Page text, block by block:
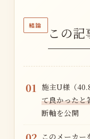
結論 この記
01 施主U様（
て良かったと
断軸を公開
このメーカ